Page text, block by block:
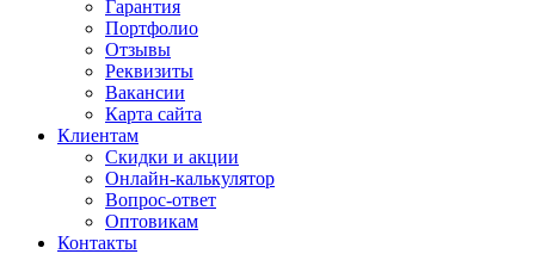
Гарантия
Портфолио
Отзывы
Реквизиты
Вакансии
Карта сайта
Клиентам
Скидки и акции
Онлайн-калькулятор
Вопрос-ответ
Оптовикам
Контакты